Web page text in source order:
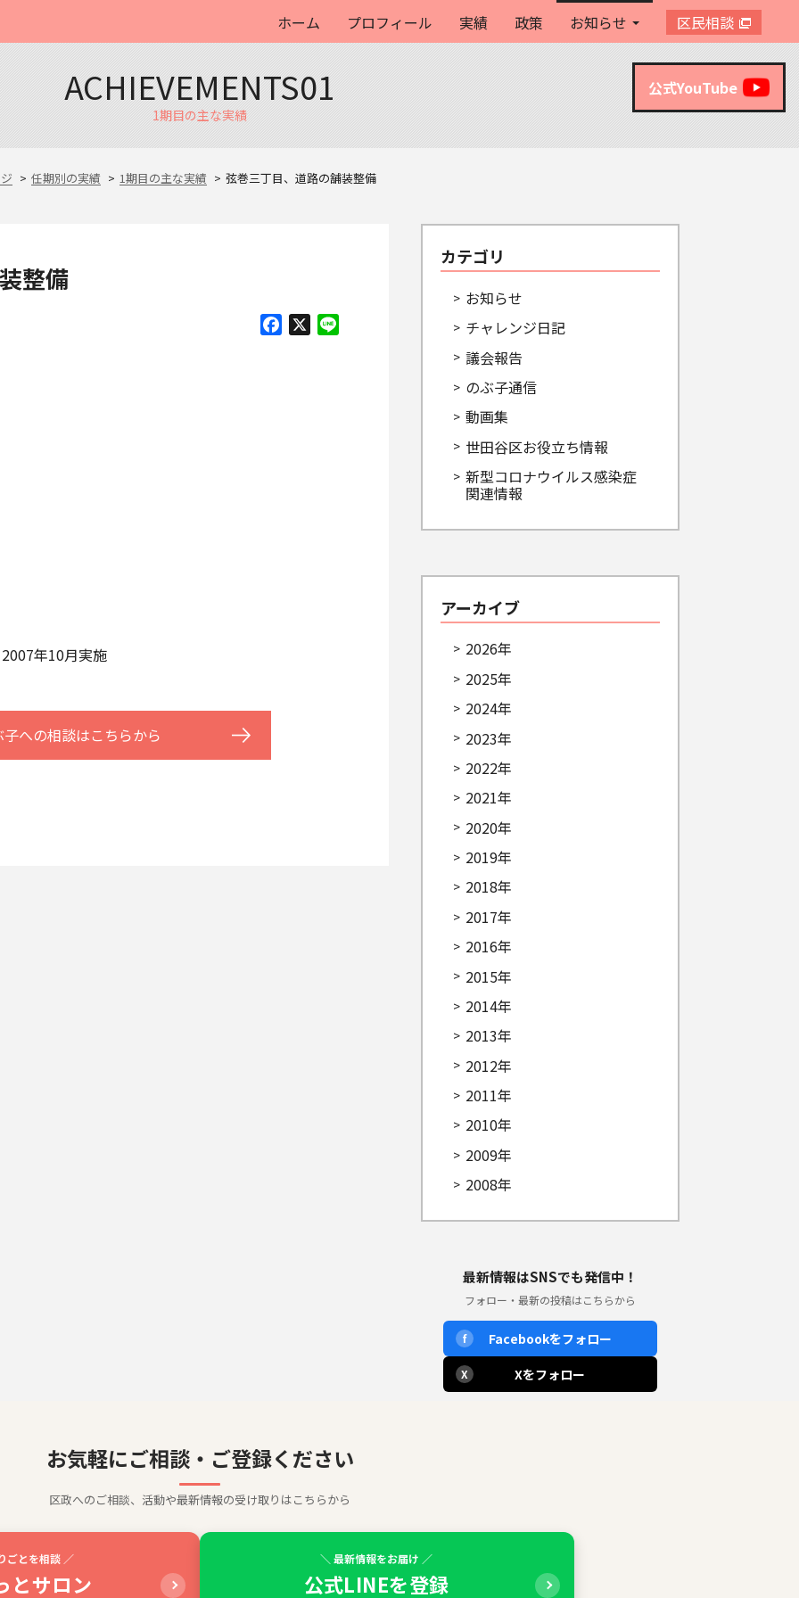
ホーム プロフィール 実績 政策 お知らせ 区民相談
ACHIEVEMENTS01
1期目の主な実績
任期別の実績 1期目の主な実績 弦巻三丁目、道路の舗装整備
整備
Facebook
2007年10月実施
への相談はこちらから
カテゴリ
お知らせ
チャレンジ日記
議会報告
のぶ子通信
動画集
世田谷区お役立ち情報
新型コロナウイルス感染症
関連情報
アーカイブ
2026年
2025年
2024年
2023年
2022年
2021年
2020年
2019年
2018年
2017年
2016年
2015年
2014年
2013年
2012年
2011年
2010年
2009年
2008年
最新情報はSNSでも発信中！
フォロー・最新の投稿はこちらから
f Facebookをフォロー
X Xをフォロー
公式YouTube
お気軽にご相談・ご登録ください
区政へのご相談、活動や最新情報の受け取りはこちらから
ごとを相談 ／
とサロン
＼ 最新情報をお届け ／
公式LINEを登録